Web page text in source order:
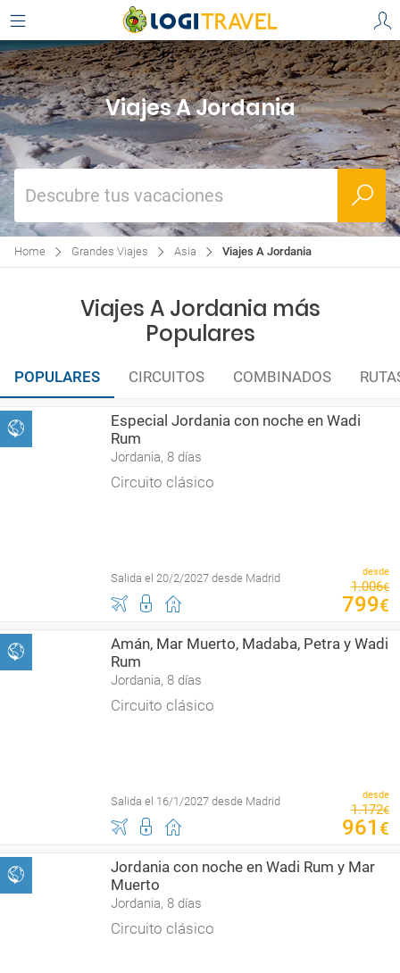
Viajes A Jordania
Descubre tus vacaciones
Home Grandes Viajes Asia Viajes A Jordania
Viajes A Jordania más
Populares
POPULARES CIRCUITOS COMBINADOS
Especial Jordania con noche en Wadi
Rum
Jordania, 8 días
Circuito clásico
Salida el 20/2/2027 desde Madrid desde
1.006€
799€
Amán, Mar Muerto, Madaba, Petra y Wadi
Rum
Jordania, 8 días
Circuito clásico
Salida el 16/1/2027 desde Madrid desde
1.172€
961 €
Jordania con noche en Wadi Rum y Mar
Muerto
Jordania, 8 días
Circuito clásico